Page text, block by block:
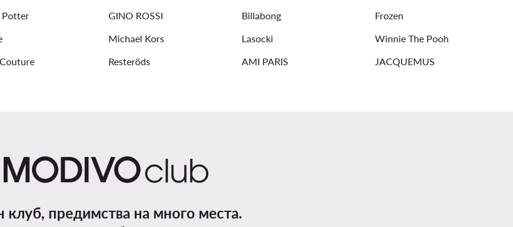
Potter GINO ROSSI Billabong
Frozen
Michael Kors Lasocki
Winnie The Pooh
Resteröds AMI PARIS JACQUEMUS
клуб, предимства на много места.